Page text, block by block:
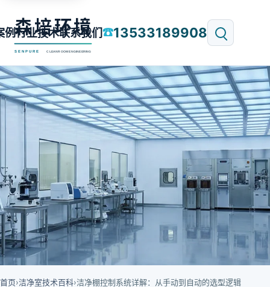
例行业技术联系我们☎13533189908
首页›洁净室技术百科›洁净棚控制系统详解：从手动到自动的选型逻辑